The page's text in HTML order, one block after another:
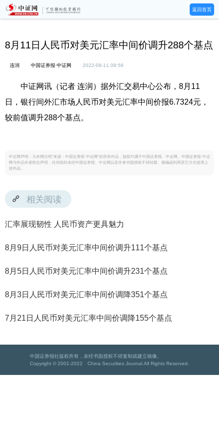
返回首页
8月11日人民币对美元汇率中间价调升288个基点
连润 中国证券报·中证网 2022-08-11 09:56
中证网讯（记者 连润）据外汇交易中心公布，8月11
日，银行间外汇市场人民币对美元汇率中间价报6.7324元，
较前值调升288个基点。
中证网声明：凡本网注明“来源：中国证券报·中证网”的所有作品，版权均属于中国证券报、中证网。中国证券报·中证
网与作品作者联合声明，任何组织未经中国证券报、中证网以及作者书面授权不得转载、摘编或利用其它方式使用上
述作品。
相关阅读
汇率展现韧性 人民币资产更具魅力
8月9日人民币对美元汇率中间价调升111个基点
8月5日人民币对美元汇率中间价调升231个基点
8月3日人民币对美元汇率中间价调降351个基点
7月21日人民币对美元汇率中间价调降155个基点
中国证券报社版权所有，未经书面授权不得复制或建立镜像。
Copyright © 2001-2022 China Securities Journal.All Rights Reserved.